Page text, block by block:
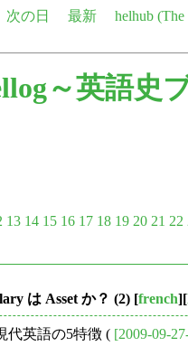
次の日 最新
helhub
～英語史
13 14 15 16 17 18 19 20 21 22
は Asset か？ (2) [french][
代英語の5特徴 ( [2009-09-